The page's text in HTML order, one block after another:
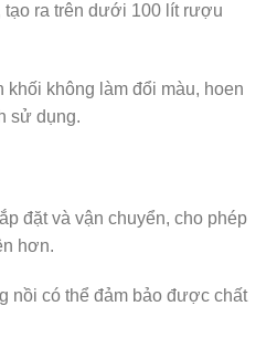
tạo ra trên dưới 100 lít rượu
khối không làm đổi màu, hoen
sử dụng.
đặt và vận chuyển, cho phép
hơn.
nồi có thể đảm bảo được chất